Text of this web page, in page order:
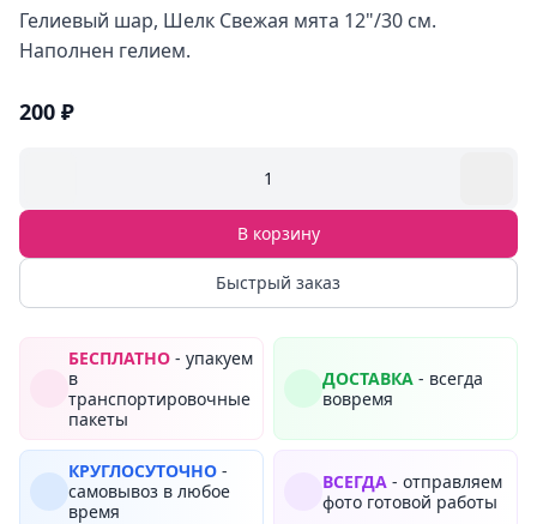
Гелиевый шар, Шелк Свежая мята 12"/30 см.
Наполнен гелием.
200 ₽
1
В корзину
Быстрый заказ
БЕСПЛАТНО - упакуем
в
транспортировочные
пакеты
ДОСТАВКА - всегда
вовремя
КРУГЛОСУТОЧНО -
самовывоз в любое
время
ВСЕГДА - отправляем
фото готовой работы